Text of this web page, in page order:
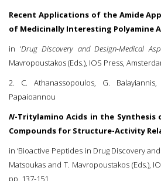
Recent Applications of the Amide
of Medicinally Interesting Polyamine
in ‘Drug Discovery and Design-Medical
Mavropoustakos (Eds.), IOS Press,
2. C. Athanassopoulos, G.
Papaioannou
N-Tritylamino Acids in the Synthesis
Compounds for Structure-Activity
in ‘Bioactive Peptides in Drug Discovery
Matsoukas and T. Mavropoustakos (Eds.),
pp. 137-151